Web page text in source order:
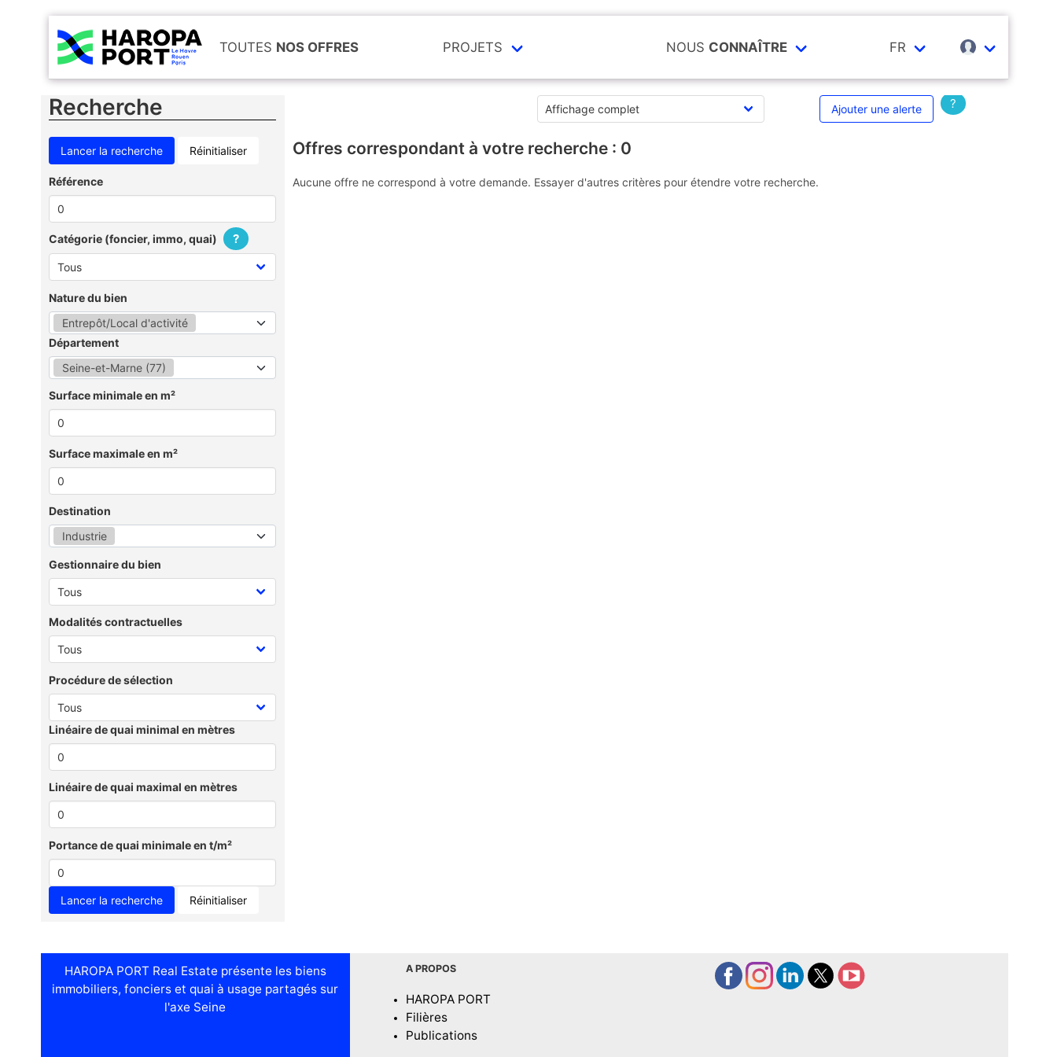
TOUTES NOS OFFRES PROJETS NOUS CONNAÎTRE FR
Recherche
Réinitialiser
Référence
Catégorie (foncier, immo, quai) ?
Nature du bien
Entrepôt/Local d'activité
Département
Seine-et-Marne (77)
Surface minimale en m²
Surface maximale en m²
Destination
Industrie
Gestionnaire du bien
Modalités contractuelles
Procédure de sélection
Linéaire de quai minimal en mètres
Linéaire de quai maximal en mètres
Portance de quai minimale en t/m²
Réinitialiser
Ajouter une alerte ?
Offres correspondant à votre recherche : 0
Aucune offre ne correspond à votre demande. Essayer d'autres critères pour étendre votre recherche.
HAROPA PORT Real Estate présente les biens
immobiliers, fonciers et quai à usage partagés sur
l'axe Seine
A PROPOS
HAROPA PORT
Filières
Publications